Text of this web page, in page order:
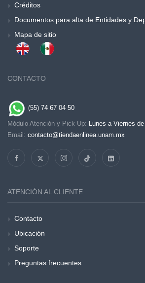
Créditos
Documentos para alta de Entidades y
Mapa de sitio
CONTACTO
(55) 74 67 04 50
Módulo Atención y Pick Up: Lunes a Viernes
Email: contacto@tiendaenlinea.unam.mx
ATENCIÓN AL CLIENTE
Contacto
Ubicación
Soporte
Preguntas frecuentes